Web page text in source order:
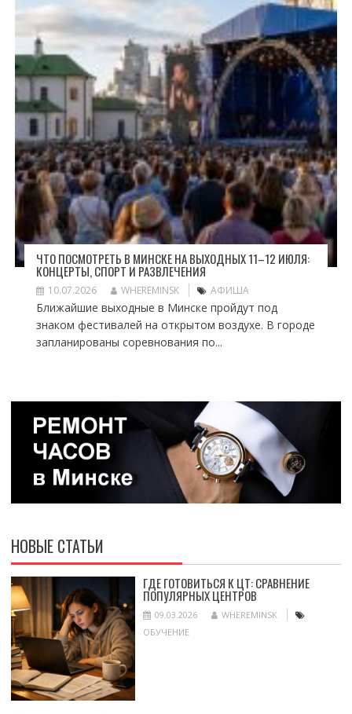
ЧТО ПОСМОТРЕТЬ В МИНСКЕ НА ВЫХОДНЫХ 11–12 ИЮЛЯ:
КОНЦЕРТЫ, СПОРТ И РАЗВЛЕЧЕНИЯ
10.07.2026 WHEREMINSK АФИША
Ближайшие выходные в Минске пройдут под
знаком фестивалей на открытом воздухе. В городе
запланированы соревнования по...
НОВЫЕ СТАТЬИ
ГДЕ ГОТОВИТЬСЯ К ЦТ: СРАВНЕНИЕ
ПОПУЛЯРНЫХ ЦЕНТРОВ
09.03.2026
WHEREMINSK
ОБУЧЕНИЕ